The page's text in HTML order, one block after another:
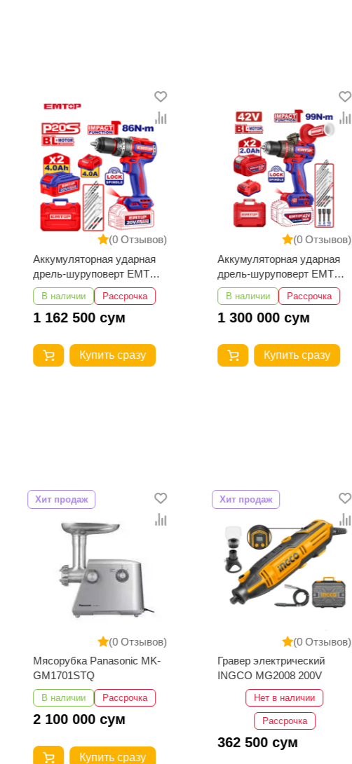
(0 Отзывов)
Аккумуляторная ударная
дрель-шуруповерт EMTOP
ECIDL208682
В наличии Рассрочка
1 162 500 сум
Купить сразу
(0 Отзывов)
Аккумуляторная ударная
дрель-шуруповерт EMTOP
ECIDL429982
В наличии Рассрочка
1 300 000 сум
Купить сразу
(0 Отзывов)
Хит продаж
Мясорубка Panasonic MK-
GM1701STQ
В наличии Рассрочка
2 100 000 сум
Купить сразу
(0 Отзывов)
Хит продаж
Гравер электрический
INGCO MG2008 200V
Нет в наличии
Рассрочка
362 500 сум